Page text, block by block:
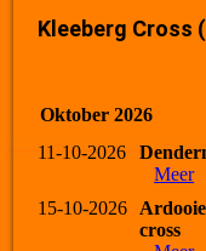
Kleeberg Cross
Oktober 2026
11-10-2026
Meer
15-10-2026
cross